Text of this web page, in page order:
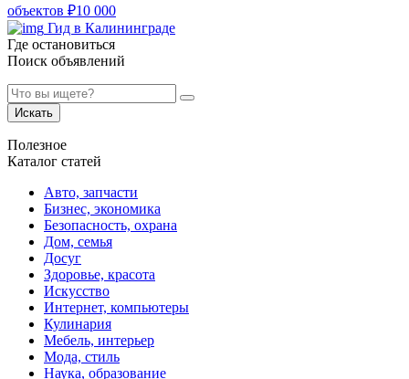
объектов ₽10 000
Гид в Калининграде
Где остановиться
Поиск объявлений
Искать
Полезное
Каталог статей
Авто, запчасти
Бизнес, экономика
Безопасность, охрана
Дом, семья
Досуг
Здоровье, красота
Искусство
Интернет, компьютеры
Кулинария
Мебель, интерьер
Мода, стиль
Наука, образование